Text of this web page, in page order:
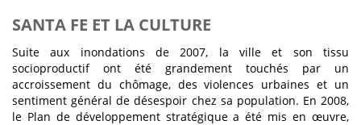
SANTA FE ET LA CULTURE
Suite aux inondations de 2007, la ville et son tissu
socioproductif ont été grandement touchés par un
accroissement du chômage, des violences urbaines et un
sentiment général de désespoir chez sa population. En 2008,
le Plan de développement stratégique a été mis en œuvre,